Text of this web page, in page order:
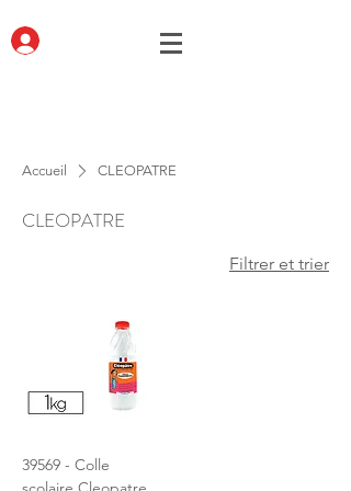
Accueil CLEOPATRE
CLEOPATRE
Filtrer et trier
39569 - Colle